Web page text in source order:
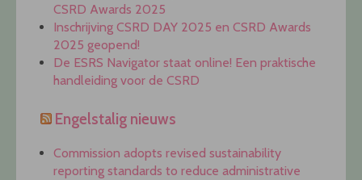
CSRD Awards 2025
Inschrijving CSRD DAY 2025 en CSRD Awards
2025 geopend!
De ESRS Navigator staat online! Een praktische
handleiding voor de CSRD
Engelstalig nieuws
Commission adopts revised sustainability
reporting standards to reduce administrative